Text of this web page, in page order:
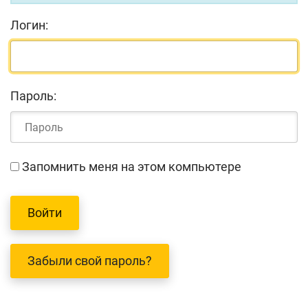
Логин:
Пароль:
Запомнить меня на этом компьютере
Забыли свой пароль?